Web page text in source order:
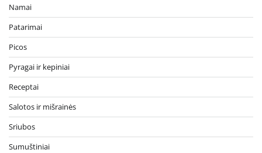
Namai
Patarimai
Picos
Pyragai ir kepiniai
Receptai
Salotos ir mišrainės
Sriubos
Sumuštiniai